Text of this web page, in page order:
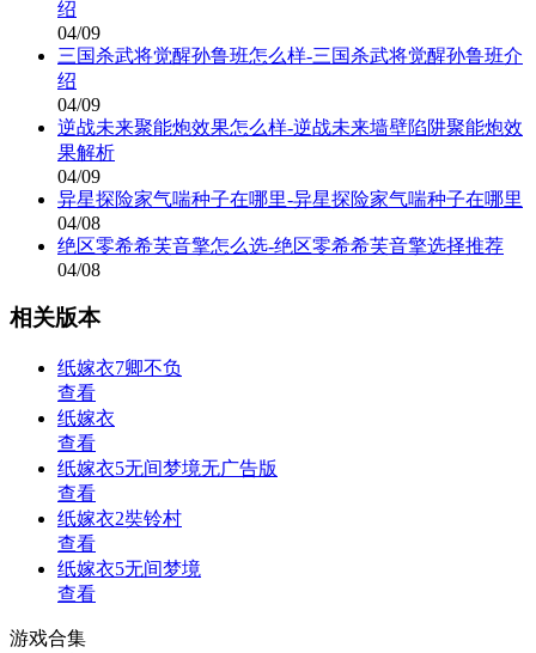
绍
04/09
三国杀武将觉醒孙鲁班怎么样-三国杀武将觉醒孙鲁班介
绍
04/09
逆战未来聚能炮效果怎么样-逆战未来墙壁陷阱聚能炮效
果解析
04/09
异星探险家气喘种子在哪里-异星探险家气喘种子在哪里
04/08
绝区零希希芙音擎怎么选-绝区零希希芙音擎选择推荐
04/08
相关版本
纸嫁衣7卿不负
查看
纸嫁衣
查看
纸嫁衣5无间梦境无广告版
查看
纸嫁衣2奘铃村
查看
纸嫁衣5无间梦境
查看
游戏合集